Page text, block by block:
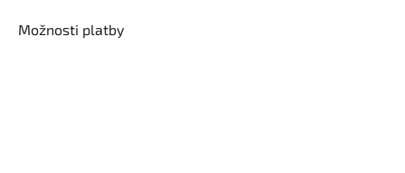
Možnosti platby